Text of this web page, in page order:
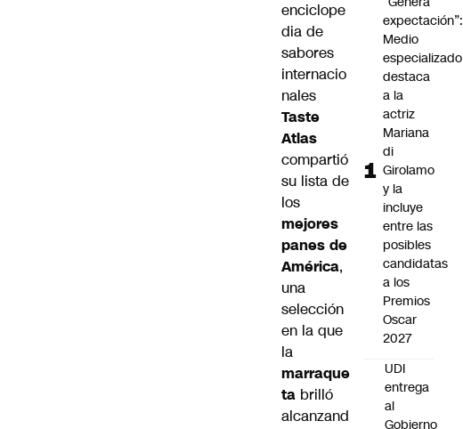
enciclope
dia de
sabores
internacio
nales
Taste
Atlas
compartió
su lista de
los
mejores
panes de
América,
una
selección
en la que
la
marraque
ta brilló
alcanzand
expectación”:
Medio
especializado
destaca
a la
actriz
Mariana
di
Girolamo
y la
incluye
entre las
posibles
candidatas
a los
Premios
Oscar
2027
UDI
entrega
al
Gobierno